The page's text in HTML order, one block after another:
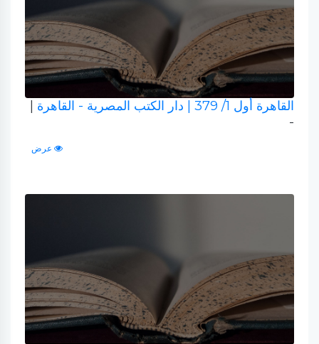
القاهرة أول 1/ 379 | دار الكتب المصرية - القاهرة
-
عرض